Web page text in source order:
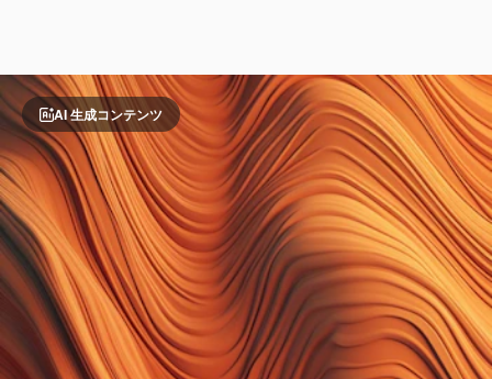
AI 生成コンテンツ